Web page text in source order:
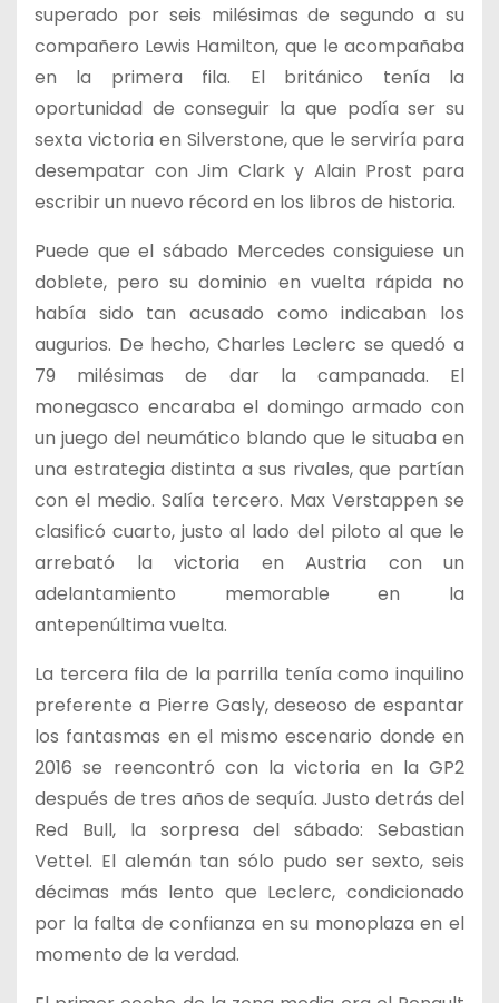
superado por seis milésimas de segundo a su
compañero Lewis Hamilton, que le acompañaba
en la primera fila. El británico tenía la
oportunidad de conseguir la que podía ser su
sexta victoria en Silverstone, que le serviría para
desempatar con Jim Clark y Alain Prost para
escribir un nuevo récord en los libros de historia.
Puede que el sábado Mercedes consiguiese un
doblete, pero su dominio en vuelta rápida no
había sido tan acusado como indicaban los
augurios. De hecho, Charles Leclerc se quedó a
79 milésimas de dar la campanada. El
monegasco encaraba el domingo armado con
un juego del neumático blando que le situaba en
una estrategia distinta a sus rivales, que partían
con el medio. Salía tercero. Max Verstappen se
clasificó cuarto, justo al lado del piloto al que le
arrebató la victoria en Austria con un
adelantamiento memorable en la
antepenúltima vuelta.
La tercera fila de la parrilla tenía como inquilino
preferente a Pierre Gasly, deseoso de espantar
los fantasmas en el mismo escenario donde en
2016 se reencontró con la victoria en la GP2
después de tres años de sequía. Justo detrás del
Red Bull, la sorpresa del sábado: Sebastian
Vettel. El alemán tan sólo pudo ser sexto, seis
décimas más lento que Leclerc, condicionado
por la falta de confianza en su monoplaza en el
momento de la verdad.